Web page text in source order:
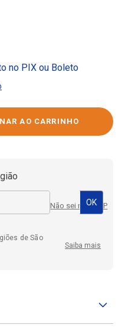
no PIX ou Boleto
Não sei meu CEP
de São
Saiba mais